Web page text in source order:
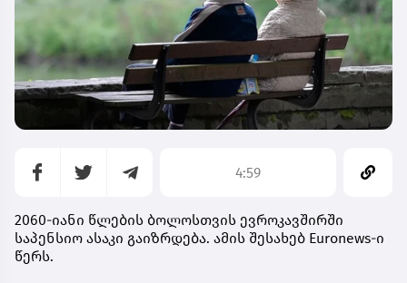
4:59
2060-იანი წლების ბოლოსთვის ევროკავშირში
საპენსიო ასაკი გაიზრდება. ამის შესახებ Euronews-ი
წერს.